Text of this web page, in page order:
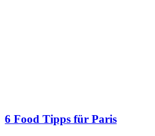
6 Food Tipps für Paris